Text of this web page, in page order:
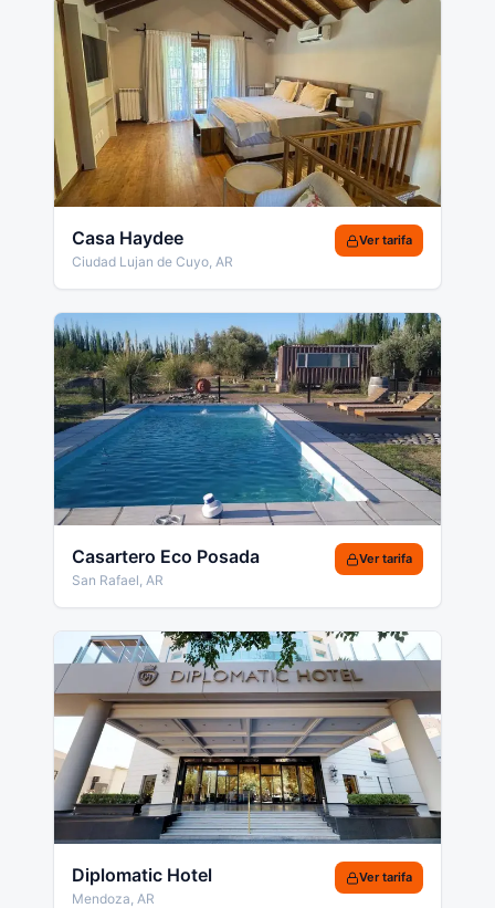
Casa Haydee
Ciudad Lujan de Cuyo, AR
Ver tarifa
Casartero Eco Posada
San Rafael, AR
Ver tarifa
Diplomatic Hotel
Mendoza, AR
Ver tarifa